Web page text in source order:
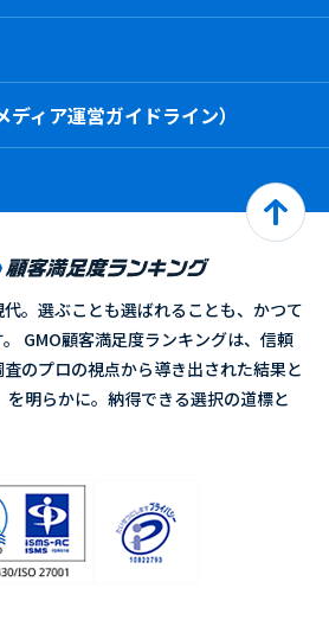
ィア運営ガイドライン）
。選ぶことも選ばれることも、かつて
GMO顧客満足度ランキングは、信頼
のプロの視点から導き出された結果と
を明らかに。納得できる選択の道標と